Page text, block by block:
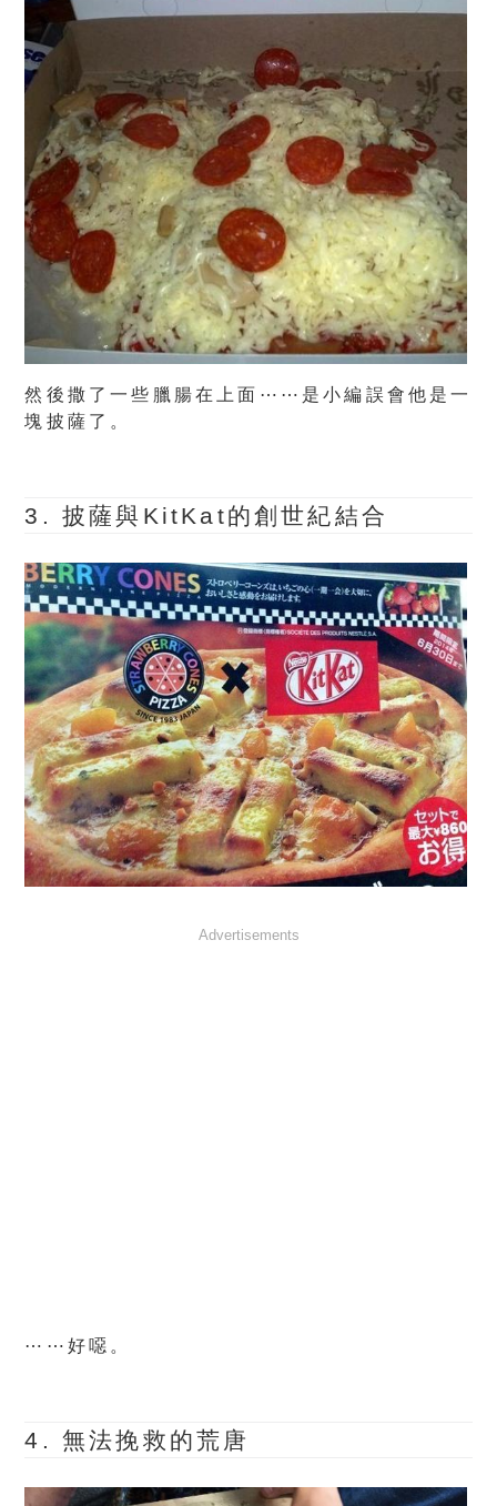
然後撒了一些臘腸在上面⋯⋯是小編誤會他是一
塊披薩了。
3. 披薩與KitKat的創世紀結合
Advertisements
⋯⋯好噁。
4. 無法挽救的荒唐